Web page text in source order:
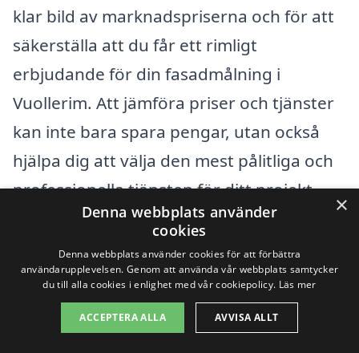
klar bild av marknadspriserna och för att
säkerställa att du får ett rimligt
erbjudande för din fasadmålning i
Vuollerim. Att jämföra priser och tjänster
kan inte bara spara pengar, utan också
hjälpa dig att välja den mest pålitliga och
professionella tjänsten för ditt projekt.
Sammanfattningsvis, när du planerar
fasadmålning i Vuollerim, är det viktigt att
överväga dessa faktorer för att få en
rättvis uppskattning av kostnaderna.
×
Denna webbplats använder
cookies
Denna webbplats använder cookies för att förbättra
användarupplevelsen. Genom att använda vår webbplats samtycker
du till alla cookies i enlighet med vår cookiepolicy. Läs mer
ACCEPTERA ALLA AVVISA ALLT